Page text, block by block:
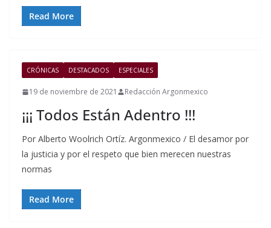
Read More
CRÓNICAS DESTACADOS ESPECIALES
19 de noviembre de 2021 Redacción Argonmexico
¡¡¡ Todos Están Adentro !!!
Por Alberto Woolrich Ortíz. Argonmexico / El desamor por
la justicia y por el respeto que bien merecen nuestras
normas
Read More